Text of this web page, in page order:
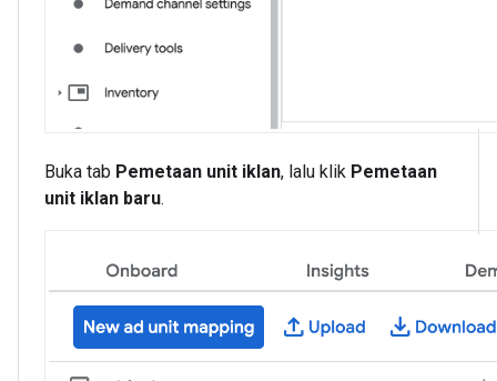
Buka tab Pemetaan unit iklan, lalu klik Pemetaan
unit iklan baru.